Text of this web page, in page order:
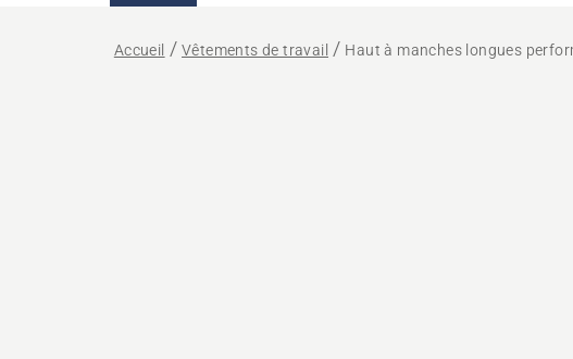
Accueil Vêtements de travail Haut à manches longues